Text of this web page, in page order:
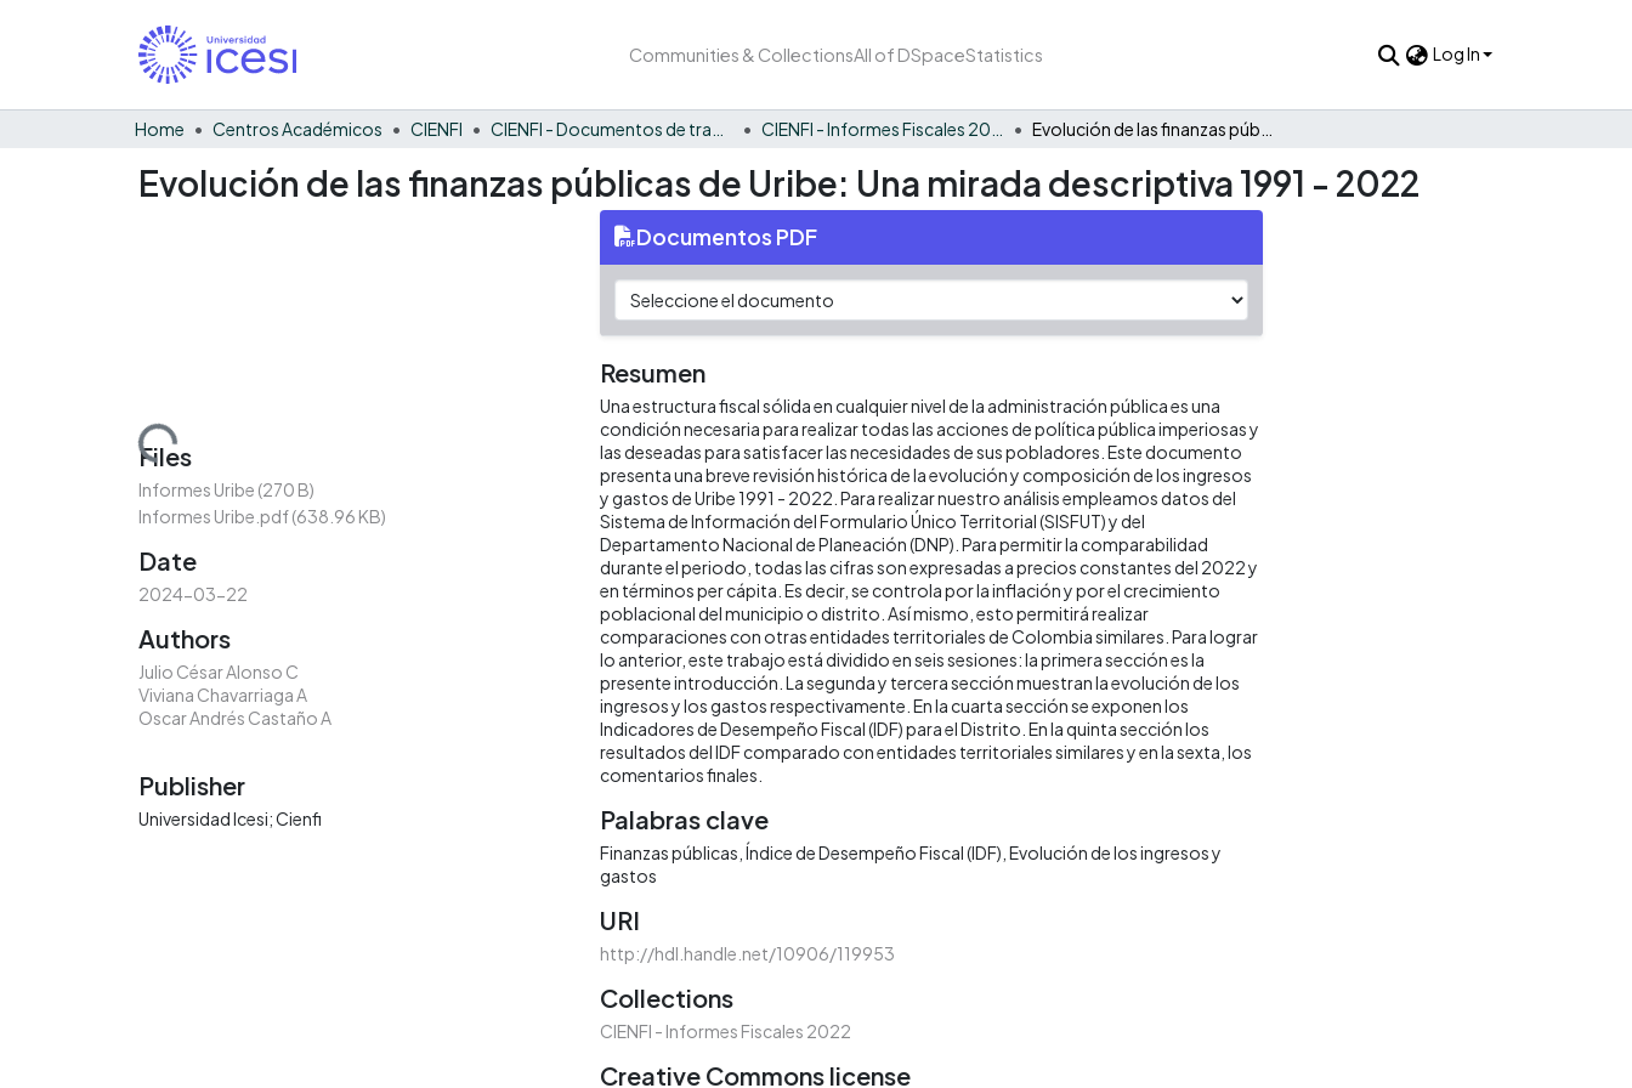
Communities & CollectionsAll of DSpaceStatistics Log In
Home Centros Académicos CIENFI
Evolución de las finanzas públicas de Uribe: Una mirada descriptiva 1991 - 2022
Loading...
Files
Informes Uribe (270 B)
Informes Uribe.pdf(638.96 KB)
Date
2024-03-22
Authors
Julio César Alonso C
Viviana Chavarriaga A
Oscar Andrés Castaño A
Publisher
Universidad Icesi; Cienfi
Documentos PDF
Resumen
Una estructura fiscal sólida en cualquier nivel de la administración pública es una
condición necesaria para realizar todas las acciones de política pública imperiosas y
las deseadas para satisfacer las necesidades de sus pobladores. Este documento
presenta una breve revisión histórica de la evolución y composición de los ingresos
y gastos de Uribe 1991 - 2022. Para realizar nuestro análisis empleamos datos del
Sistema de Información del Formulario Único Territorial (SISFUT) y del
Departamento Nacional de Planeación (DNP). Para permitir la comparabilidad
durante el periodo, todas las cifras son expresadas a precios constantes del 2022 y
en términos per cápita. Es decir, se controla por la inflación y por el crecimiento
poblacional del municipio o distrito. Así mismo, esto permitirá realizar
comparaciones con otras entidades territoriales de Colombia similares. Para lograr
lo anterior, este trabajo está dividido en seis sesiones: la primera sección es la
presente introducción. La segunda y tercera sección muestran la evolución de los
ingresos y los gastos respectivamente. En la cuarta sección se exponen los
Indicadores de Desempeño Fiscal (IDF) para el Distrito. En la quinta sección los
resultados del IDF comparado con entidades territoriales similares y en la sexta, los
comentarios finales.
Palabras clave
Finanzas públicas Índice de Desempeño Fiscal (IDF) Evolución de los ingresos y
gastos
URI
http://hdl.handle.net/10906/119953
Collections
CIENFI - Informes Fiscales 2022
Creative Commons license